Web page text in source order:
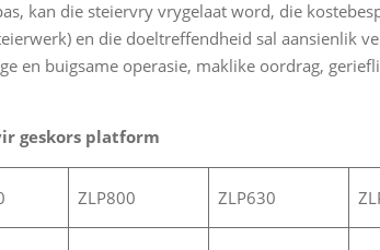
kan die steiervry vrygelaat word, die
en die doeltreffendheid sal aansienlik
en buigsame operasie, maklike oordrag,
geskors platform
ZLP800 ZLP630